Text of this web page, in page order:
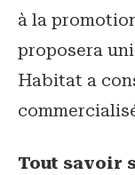
à la
proposera
Habitat a
Tout savoir